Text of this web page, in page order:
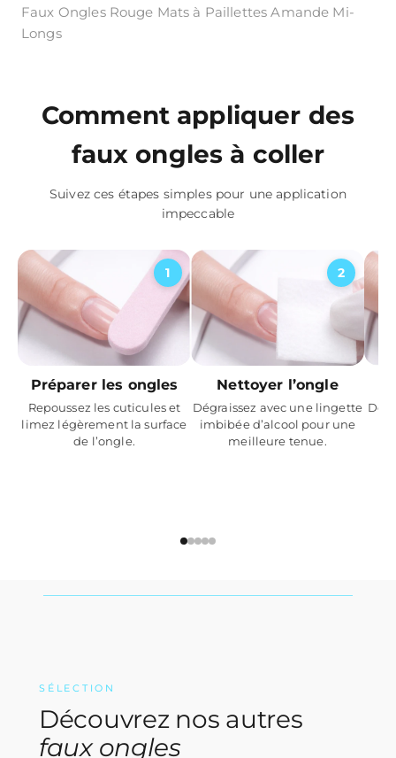
Faux Ongles Rouge Mats à Paillettes Amande Mi-
Longs
Comment appliquer des
faux ongles à coller
Suivez ces étapes simples pour une application
impeccable
1
Préparer les ongles
Repoussez les cuticules et
limez légèrement la surface
de l’ongle.
2
Nettoyer l’ongle
Dégraissez avec une lingette
imbibée d’alcool pour une
meilleure tenue.
SÉLECTION
Découvrez nos autres
faux ongles